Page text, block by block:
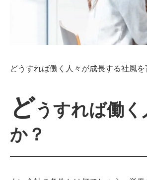
どうすれば働く人々が成長する社風
どうすれば働
か？